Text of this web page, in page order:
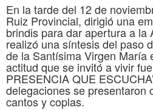
En la tarde del 12 de
Ruiz Provincial, dirigió una
brindis para dar apertura a la
realizó una síntesis del paso
de la Santísima Virgen María
actitud que se invitó a vivir
PRESENCIA QUE
delegaciones se presentaron
cantos y coplas.